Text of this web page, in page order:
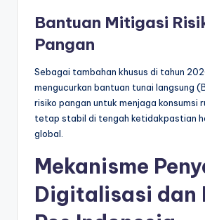
Bantuan Mitigasi
Pangan
Sebagai tambahan khusus di tahun
mengucurkan bantuan tunai langsung
risiko pangan untuk menjaga konsumsi
tetap stabil di tengah ketidakpastian
global.
Mekanisme
Digitalisasi dan